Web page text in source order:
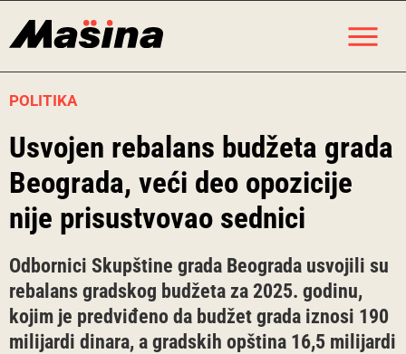
POLITIKA
Usvojen rebalans budžeta grada
Beograda, veći deo opozicije
nije prisustvovao sednici
Odbornici Skupštine grada Beograda usvojili su
rebalans gradskog budžeta za 2025. godinu,
kojim je predviđeno da budžet grada iznosi 190
milijardi dinara, a gradskih opština 16,5 milijardi